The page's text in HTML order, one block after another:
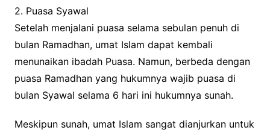
2. Puasa Syawal
Setelah menjalani puasa selama sebulan penuh di
bulan Ramadhan, umat Islam dapat kembali
menunaikan ibadah Puasa. Namun, berbeda dengan
puasa Ramadhan yang hukumnya wajib puasa di
bulan Syawal selama 6 hari ini hukumnya sunah.
Meskipun sunah, umat Islam sangat dianjurkan untuk